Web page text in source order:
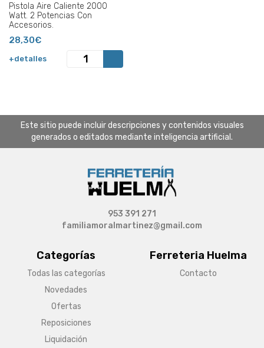
Pistola Aire Caliente 2000
Watt. 2 Potencias Con
Accesorios.
28,30€
+detalles
Este sitio puede incluir descripciones y contenidos visuales
generados o editados mediante inteligencia artificial.
Categorías
Todas las categorías
Novedades
Ofertas
Reposiciones
Liquidación
Ferreteria Huelma
Contacto
953 391 271
familiamoralmartinez@gmail.com